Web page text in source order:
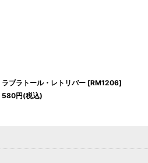
ラブラトール・レトリバー [RM1206]
580円(税込)